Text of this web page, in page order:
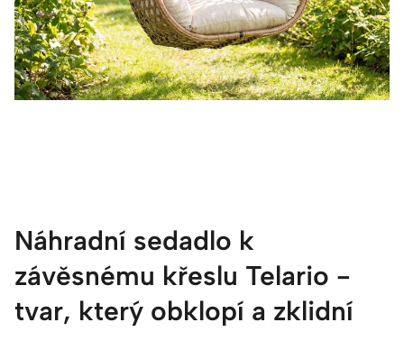
Náhradní sedadlo k
závěsnému křeslu Telario -
tvar, který obklopí a zklidní